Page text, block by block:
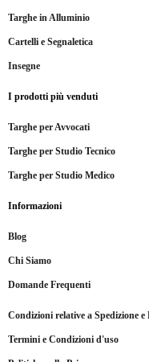
Targhe in Alluminio
Cartelli e Segnaletica
Insegne
I prodotti più venduti
Targhe per Avvocati
Targhe per Studio Tecnico
Targhe per Studio Medico
Informazioni
Blog
Chi Siamo
Domande Frequenti
Condizioni relative a Spedizione e
Termini e Condizioni d'uso